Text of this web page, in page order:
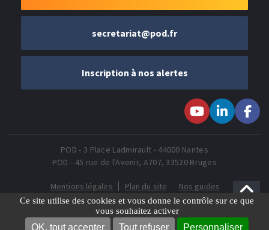
Ce site utilise des cookies et vous donne le contrôle sur ce que
vous souhaitez activer
OK, tout accepter Tout refuser Personnaliser
secretariat@pod.fr
Inscription à nos alertes
Youtubesur LinkedIn
nous sur
POD - 3 Place Ladmirault - 44000 Nantes
POD - 45 rue de l'Avenir, A707, 33520 Bruges
Mentions légales Plan du site
Nos guides
Gestion des Cookies